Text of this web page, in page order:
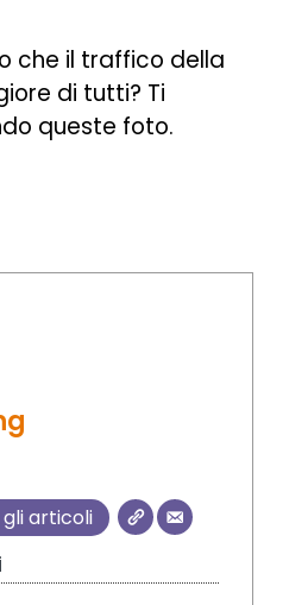
che il traffico della
di tutti? Ti
queste foto.
articoli